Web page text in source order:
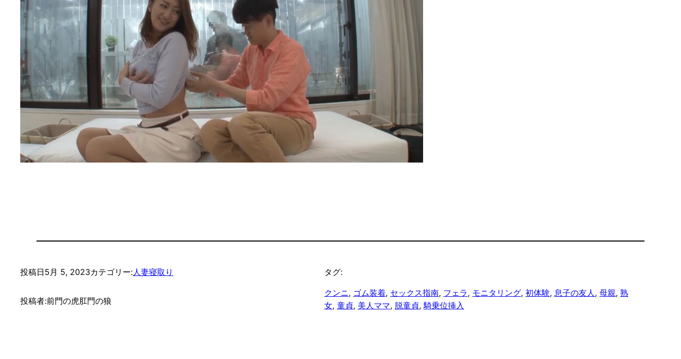
投稿日5月 5, 2023カテゴリー:人妻寝取り
投稿者:前門の虎肛門の狼
タグ:
クンニ, ゴム装着, セックス指南, フェラ, モニタリング, 初体験, 息子の友人, 母親, 熟
女, 童貞, 美人ママ, 脱童貞, 騎乗位挿入